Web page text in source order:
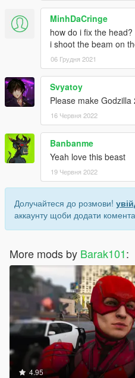
MinhDaCringe
how do i fix the
i shoot the beam on
06 Грудня 2021
Svyatoy
Please make Godzilla
16 Червня 2022
Banbanme
Yeah love this beast
19 Червня 2022
Долучайтеся до розмови!
аккаунту щоби додати
More mods by Barak101:
4.95